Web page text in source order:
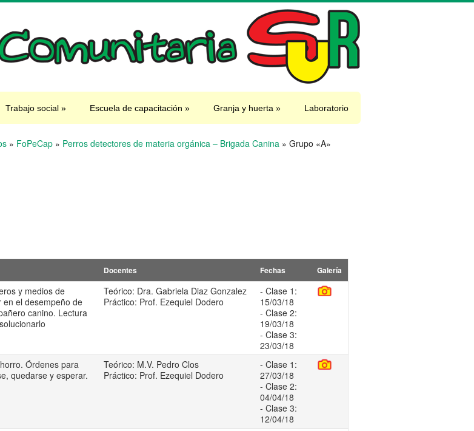
Trabajo social» Escuela de capacitación » Granja y huerta » Laboratorio
» FoPeCap » Perros detectores de materia orgánica – Brigada Canina » Grupo «A»
Docentes Fechas Galería
y medios de
el desempeño de
canino. Lectura
Teórico: Dra. Gabriela Diaz Gonzalez
Práctico: Prof. Ezequiel Dodero
- Clase 1:
15/03/18
- Clase 2:
19/03/18
- Clase 3:
23/03/18
Órdenes para
quedarse y esperar.
Teórico: M.V. Pedro Clos
Práctico: Prof. Ezequiel Dodero
- Clase 1:
27/03/18
- Clase 2:
04/04/18
- Clase 3:
12/04/18